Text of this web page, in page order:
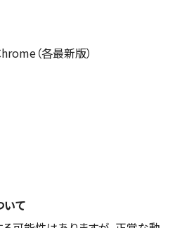
（各最新版）
いて